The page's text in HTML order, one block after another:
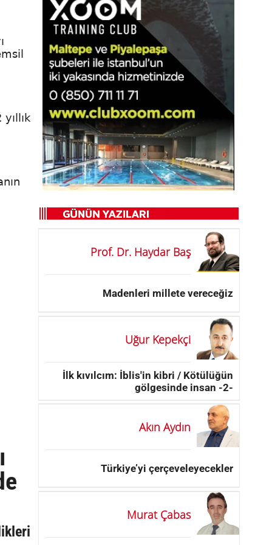
Prof. Dr. Haydar Baş
Madenleri millete vereceğiz
Uğur Kepekçi
İlk kıvılcım: İblis'in kibri / Kötülüğün
gölgesinde insan -2-
Akın Aydın
Türkiye’yi çerçeveleyecekler
Murat Çabas